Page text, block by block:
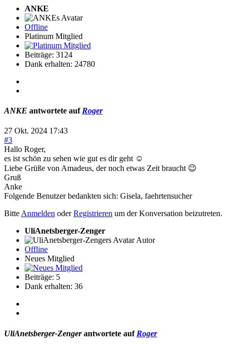
ANKE
Offline
Platinum Mitglied
Beiträge: 3124
Dank erhalten: 24780
ANKE antwortete auf Roger
27 Okt. 2024 17:43
#3
Hallo Roger,
es ist schön zu sehen wie gut es dir geht ☺️
Liebe Grüße von Amadeus, der noch etwas Zeit braucht 😉
Gruß
Anke
Folgende Benutzer bedankten sich: Gisela, faehrtensucher
BitteAnmelden oderRegistrieren um der Konversation beizutreten.
UliAnetsberger-Zenger
Autor
Offline
Neues Mitglied
Beiträge: 5
Dank erhalten: 36
UliAnetsberger-Zengerantwortete auf Roger